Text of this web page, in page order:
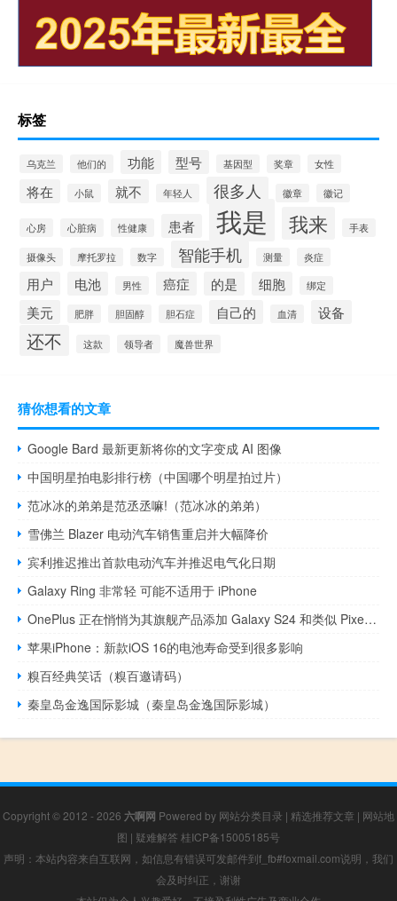
标签
乌克兰 他们的 功能 型号 基因型 奖章 女性
将在 小鼠 就不 年轻人 很多人 徽章 徽记
心房 心脏病 性健康 患者 我是 我来 手表
摄像头 摩托罗拉 数字 智能手机 测量 炎症
用户 电池 男性 癌症 的是 细胞 绑定
美元 肥胖 胆固醇 胆石症 自己的 血清 设备
还不 这款 领导者 魔兽世界
猜你想看的文章
Google Bard 最新更新将你的文字变成 AI 图像
中国明星拍电影排行榜（中国哪个明星拍过片）
范冰冰的弟弟是范丞丞嘛!（范冰冰的弟弟）
雪佛兰 Blazer 电动汽车销售重启并大幅降价
宾利推迟推出首款电动汽车并推迟电气化日期
Galaxy Ring 非常轻 可能不适用于 iPhone
OnePlus 正在悄悄为其旗舰产品添加 Galaxy S24 和类似 Pixel 的 AI 功能
苹果iPhone：新款iOS 16的电池寿命受到很多影响
糗百经典笑话（糗百邀请码）
秦皇岛金逸国际影城（秦皇岛金逸国际影城）
Copyright © 2012 - 2026 六啊网 Powered by 网站分类目录 | 精选推荐文章 | 网站地
图 | 疑难解答 桂ICP备15005185号
声明：本站内容来自互联网，如信息有错误可发邮件到f_fb#foxmail.com说明，我们
会及时纠正，谢谢